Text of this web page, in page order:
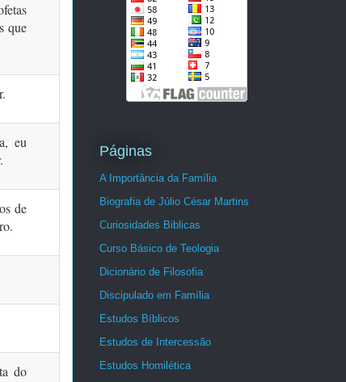
que
eu
de
do
Páginas
A Importância da Família
Biografia de Júlio César Martins
Curiosidades Biblicas
Curso Básico de Teologia
Dicionário de Filosofia
Discipulado em Família
Estudos Bíblicos
Estudos de Intercessão
Estudos Homilética